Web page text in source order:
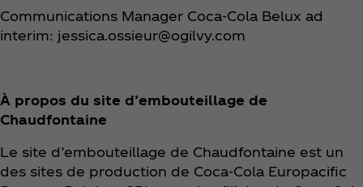
Communications Manager Coca‑Cola Belux ad
interim: jessica.ossieur@ogilvy.com
À propos du site d’embouteillage de
Chaudfontaine
Le site d’embouteillage de Chaudfontaine est un
des sites de production de Coca‑Cola Europacific